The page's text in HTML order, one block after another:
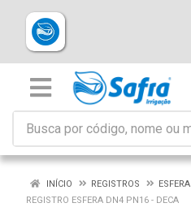
INÍCIO REGISTROS
ESFERA
REGISTRO ESFERA DN4 PN16 - DECA